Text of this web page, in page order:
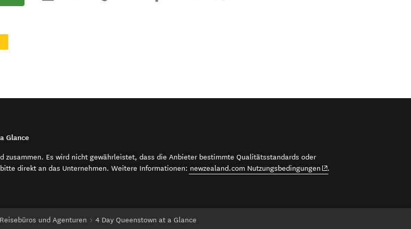
Glance
Es wird nicht gewährleistet, dass die Anbieter bestimmte Qualitätsstandards oder
direkt an das Unternehmen. Weitere Informationen: newzealand.com Nutzungsbedingungen (opens in new window)
.
Reisebüros und Agenturen 4 Day Queenstown at a Glance